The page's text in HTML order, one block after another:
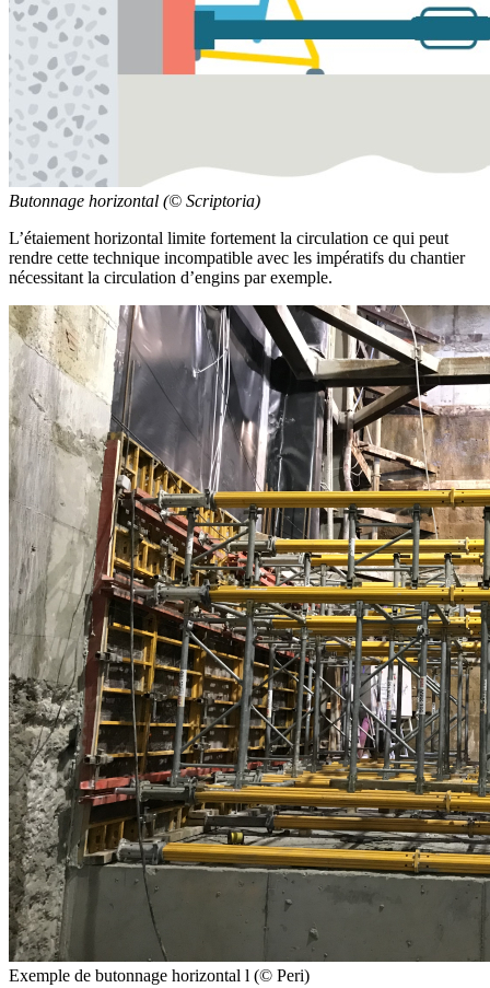
Butonnage horizontal (© Scriptoria)
L’étaiement horizontal limite fortement la circulation ce qui peut
rendre cette technique incompatible avec les impératifs du chantier
nécessitant la circulation d’engins par exemple.
Exemple de butonnage horizontal l (© Peri)